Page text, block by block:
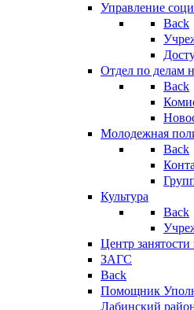
Управление
Back
Отдел по делам
Back
Молодежная
Back
Культура
Back
Центр занятости
ЗАГС
Back
Помощник
Лабинский